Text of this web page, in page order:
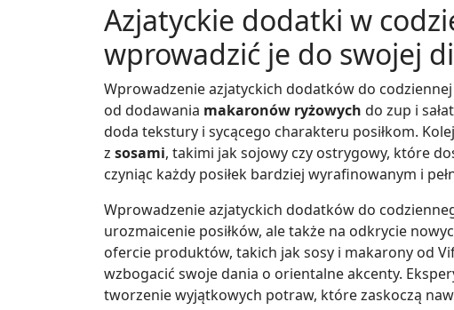
Azjatyckie dodatki w
wprowadzić je do swojej
Wprowadzenie azjatyckich dodatków do
od dodawania makaronów ryżowych do zup i
doda tekstury i sycącego charakteru posiłkom.
z sosami, takimi jak sojowy czy ostrygowy, które
czyniąc każdy posiłek bardziej wyrafinowanym i
Wprowadzenie azjatyckich dodatków do
urozmaicenie posiłków, ale także na odkrycie
ofercie produktów, takich jak sosy i makarony od
wzbogacić swoje dania o orientalne akcenty.
tworzenie wyjątkowych potraw, które zaskoczą